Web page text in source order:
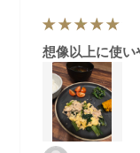
想像以上に使い